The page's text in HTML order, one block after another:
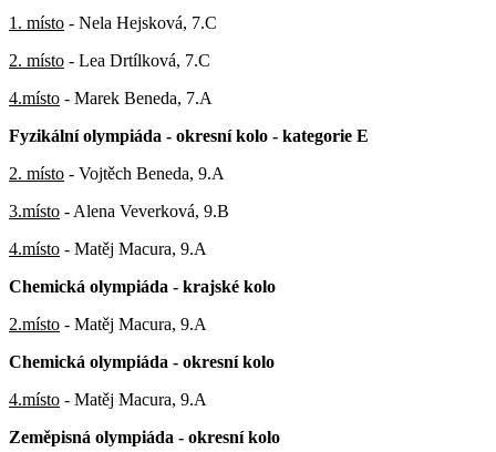
1. místo - Nela Hejsková, 7.C
2. místo - Lea Drtílková, 7.C
4.místo - Marek Beneda, 7.A
Fyzikální olympiáda - okresní kolo - kategorie E
2. místo - Vojtěch Beneda, 9.A
3.místo - Alena Veverková, 9.B
4.místo - Matěj Macura, 9.A
Chemická olympiáda - krajské kolo
2.místo - Matěj Macura, 9.A
Chemická olympiáda - okresní kolo
4.místo - Matěj Macura, 9.A
Zeměpisná olympiáda - okresní kolo